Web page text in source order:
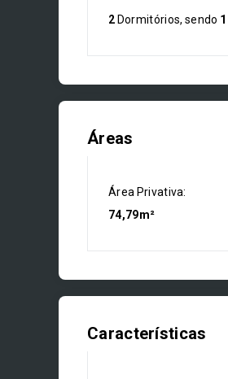
2 Dormitórios, sendo 1
Áreas
Área Privativa:
74,79m²
Características